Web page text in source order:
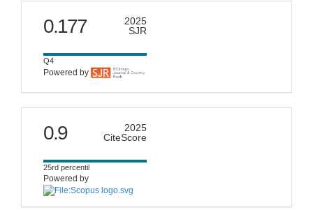
scimago
0.177
2025
SJR
Q4
Powered by
citescore
0.9
2025
CiteScore
25rd percentil
Powered by